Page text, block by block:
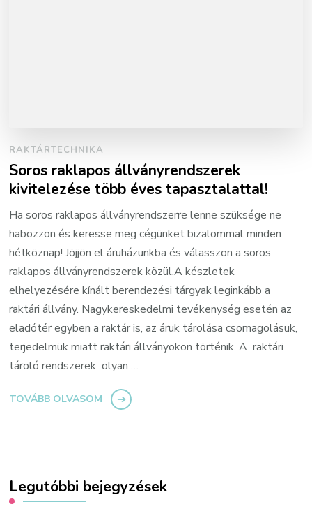
RAKTÁRTECHNIKA
Soros raklapos állványrendszerek
kivitelezése több éves tapasztalattal!
Ha soros raklapos állványrendszerre lenne szüksége ne
habozzon és keresse meg cégünket bizalommal minden
hétköznap! Jöjjön el áruházunkba és válasszon a soros
raklapos állványrendszerek közül.A készletek
elhelyezésére kínált berendezési tárgyak leginkább a
raktári állvány. Nagykereskedelmi tevékenység esetén az
eladótér egyben a raktár is, az áruk tárolása csomagolásuk,
terjedelmük miatt raktári állványokon történik. A raktári
tároló rendszerek olyan …
TOVÁBB OLVASOM
Legutóbbi bejegyzések